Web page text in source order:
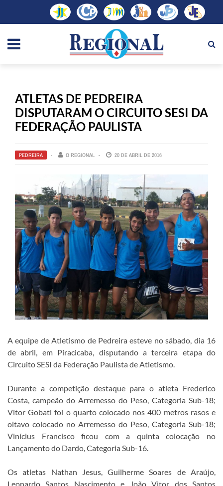
ATLETAS DE PEDREIRA
DISPUTARAM O CIRCUITO SESI DA
FEDERAÇÃO PAULISTA
PEDREIRA O REGIONAL 20 DE ABRIL DE 2016
A equipe de Atletismo de Pedreira esteve no sábado, dia 16
de abril, em Piracicaba, disputando a terceira etapa do
Circuito SESI da Federação Paulista de Atletismo.
Durante a competição destaque para o atleta Frederico
Costa, campeão do Arremesso do Peso, Categoria Sub-18;
Vitor Gobati foi o quarto colocado nos 400 metros rasos e
oitavo colocado no Arremesso do Peso, Categoria Sub-18;
Vinícius Francisco ficou com a quinta colocação no
Lançamento do Dardo, Categoria Sub-16.
Os atletas Nathan Jesus, Guilherme Soares de Araújo,
Leonardo Santos Nascimento e João Vitor dos Santos